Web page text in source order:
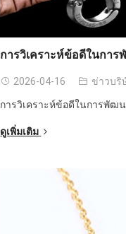
การวิเคราะห์ข้อดีในการ
2026-04-16 ข่าวบริ
การวิเคราะห์ข้อดีในการพัฒน
ดูเพิ่มเติม